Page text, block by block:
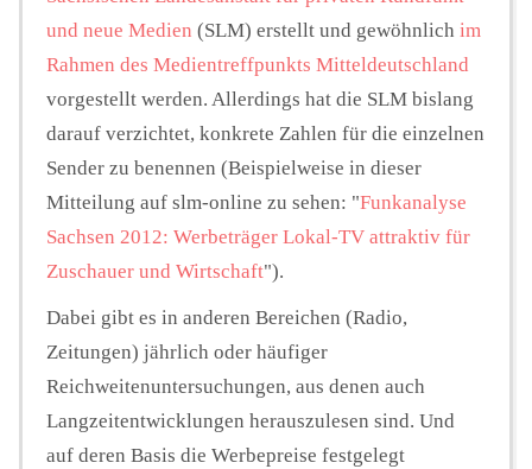
und neue Medien (SLM) erstellt und gewöhnlich im
Rahmen des Medientreffpunkts Mitteldeutschland
vorgestellt werden. Allerdings hat die SLM bislang
darauf verzichtet, konkrete Zahlen für die einzelnen
Sender zu benennen (Beispielweise in dieser
Mitteilung auf slm-online zu sehen: "Funkanalyse
Sachsen 2012: Werbeträger Lokal-TV attraktiv für
Zuschauer und Wirtschaft").
Dabei gibt es in anderen Bereichen (Radio,
Zeitungen) jährlich oder häufiger
Reichweitenuntersuchungen, aus denen auch
Langzeitentwicklungen herauszulesen sind. Und
auf deren Basis die Werbepreise festgelegt